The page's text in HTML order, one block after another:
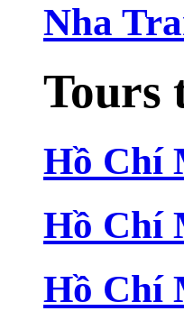
Nha
Tours
Hồ Chí
Hồ Chí
Hồ Chí